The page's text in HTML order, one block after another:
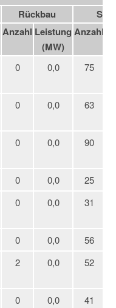
Rückbau
Anzahl Leistung
(MW)
Anzahl
0 0,0 75
0 0,0 63
0 0,0 90
0 0,0
25
0 0,0 31
0 0,0
56
2 0,0 52
0 0,0 41